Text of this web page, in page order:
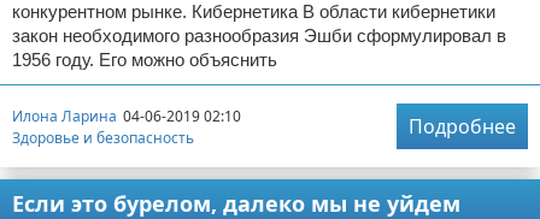
конкурентном рынке. Кибернетика В области кибернетики
закон необходимого разнообразия Эшби сформулировал в
1956 году. Его можно объяснить
Илона Ларина 04-06-2019 02:10
Здоровье и безопасность
Подробнее
Если это бурелом, далеко мы не уйдем